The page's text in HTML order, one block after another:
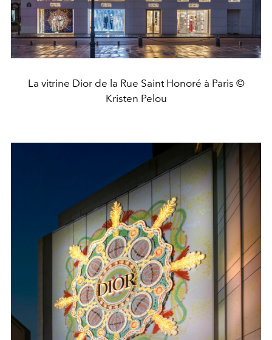
La vitrine Dior de la Rue Saint Honoré à Paris ©
Kristen Pelou